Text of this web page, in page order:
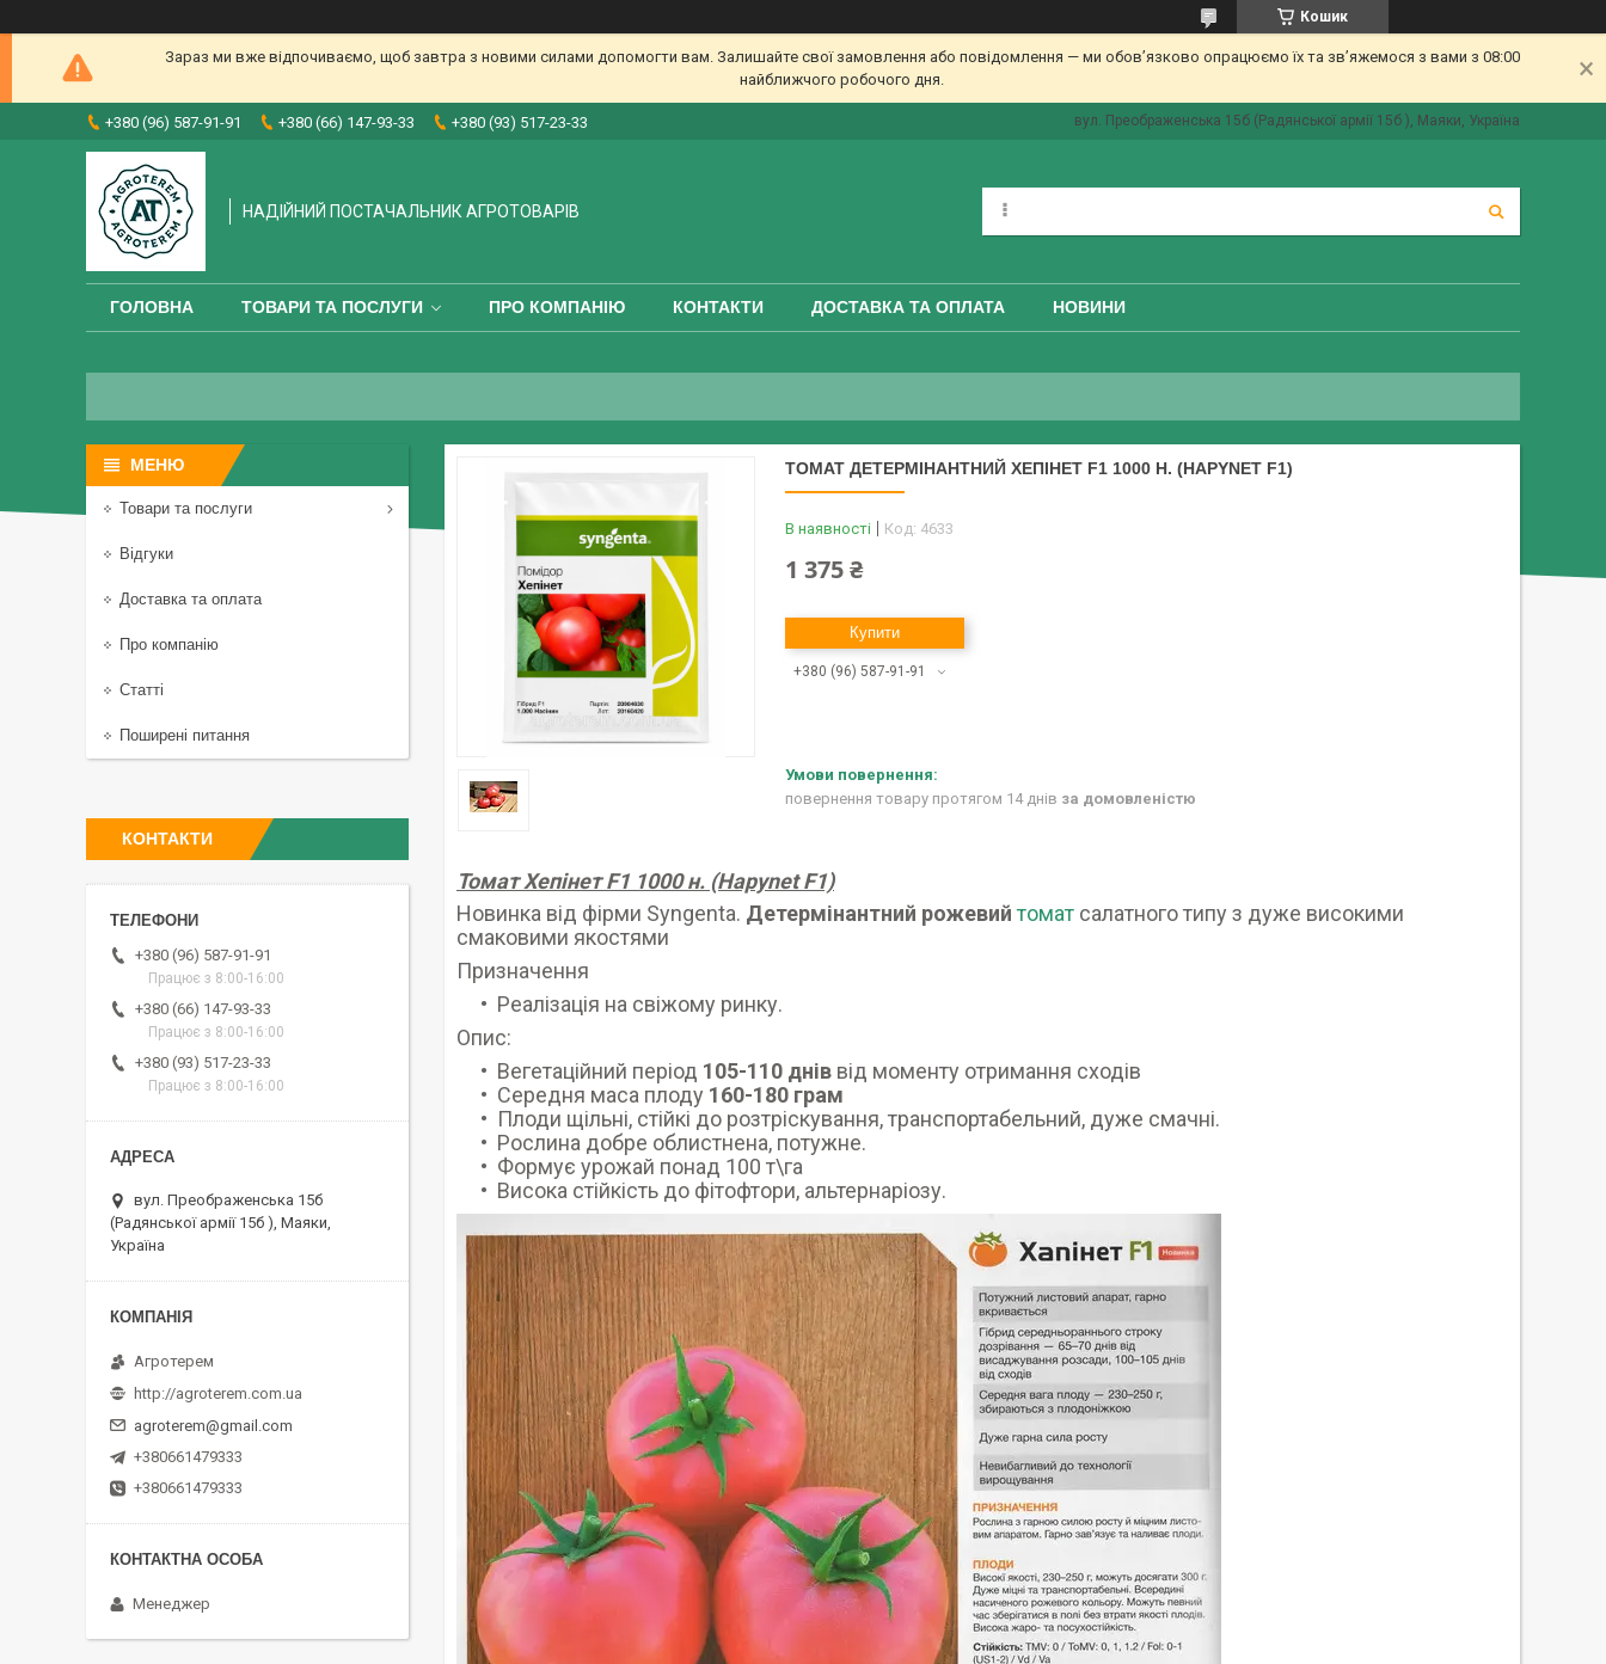
Кошик
Зараз ми вже відпочиваємо, щоб завтра з новими силами допомогти вам. Залишайте свої замовлення або повідомлення — ми обов’язково опрацюємо їх та зв’яжемося з вами з 08:00
найближчого робочого дня.
+380 (96) 587-91-91 +380 (66) 147-93-33 +380 (93) 517-23-33 вул. Преображенська 15б (Радянської армії 15б ), Маяки, Україна
НАДІЙНИЙ ПОСТАЧАЛЬНИК АГРОТОВАРІВ
ГОЛОВНА ТОВАРИ ТА ПОСЛУГИ ПРО КОМПАНІЮ КОНТАКТИ ДОСТАВКА ТА ОПЛАТА НОВИНИ
ТОМАТ ДЕТЕРМІНАНТНИЙ ХЕПІНЕТ F1 1000 Н. (HAPYNET F1)
В наявності Код: 4633
1 375 ₴
Купити
+380 (96) 587-91-91
повернення товару протягом 14 днів за домовленістю
Томат Хепінет F1 1000 н. (Hapynet F1)
Новинка від фірми Syngenta. Детермінантний рожевий томат салатного типу з дуже високими
смаковими якостями
Призначення
Реалізація на свіжому ринку.
Опис:
Вегетаційний період 105-110 днів від моменту отримання сходів
Середня маса плоду 160-180 грам
Плоди щільні, стійкі до розтріскування, транспортабельний, дуже смачні.
Рослина добре облистнена, потужне.
Формує урожай понад 100 т\га
Висока стійкість до фітофтори, альтернаріозу.
Товари та послуги
Відгуки
Доставка та оплата
Про компанію
Статті
Поширені питання
КОНТАКТИ
+380 (96) 587-91-91
Працює з 8:00-16:00
+380 (66) 147-93-33
Працює з 8:00-16:00
+380 (93) 517-23-33
Працює з 8:00-16:00
вул. Преображенська 15б
(Радянської армії 15б ), Маяки,
Україна
Агротерем
http://agroterem.com.ua
agroterem@gmail.com
+380661479333
+380661479333
Менеджер